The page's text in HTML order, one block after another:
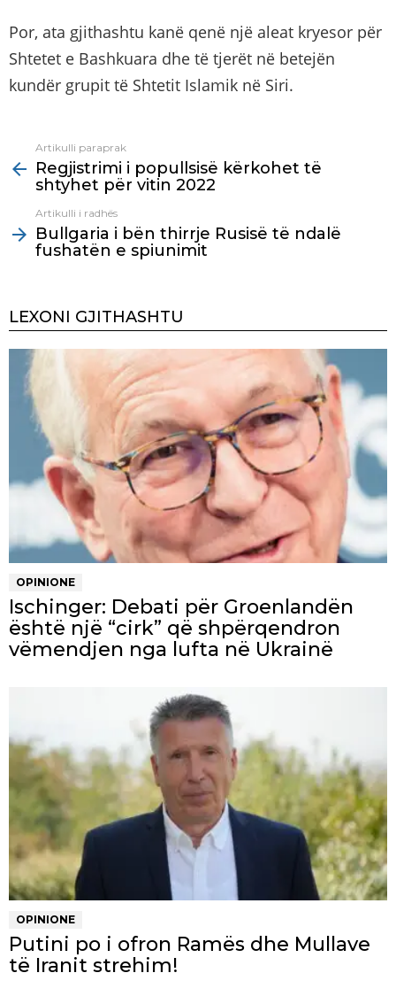
Por, ata gjithashtu kanë qenë një aleat kryesor për
Shtetet e Bashkuara dhe të tjerët në betejën
kundër grupit të Shtetit Islamik në Siri.
more
Artikulli paraprak
Regjistrimi i popullsisë kërkohet të
shtyhet për vitin 2022
Artikulli i radhës
Bullgaria i bën thirrje Rusisë të ndalë
fushatën e spiunimit
LEXONI GJITHASHTU
OPINIONE
Ischinger: Debati për Groenlandën
është një “cirk” që shpërqendron
vëmendjen nga lufta në Ukrainë
OPINIONE
Putini po i ofron Ramës dhe Mullave
të Iranit strehim!